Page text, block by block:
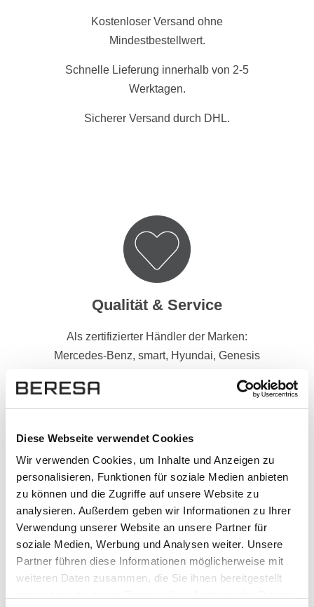
Diese Webseite verwendet Cookies
Wir verwenden Cookies, um Inhalte und Anzeigen zu
personalisieren, Funktionen für soziale Medien anbieten
zu können und die Zugriffe auf unsere Website zu
analysieren. Außerdem geben wir Informationen zu Ihrer
Verwendung unserer Website an unsere Partner für
soziale Medien, Werbung und Analysen weiter. Unsere
Partner führen diese Informationen möglicherweise mit
weiteren Daten zusammen, die Sie ihnen bereitgestellt
Kostenloser Versand ohne
Mindestbestellwert.
Schnelle Lieferung innerhalb von 2-5
Werktagen.
Sicherer Versand durch DHL.
Qualität & Service
Als zertifizierter Händler der Marken:
Mercedes-Benz, smart, Hyundai, Genesis
Hoher Datenschutz mit SSL-
Verschlüsselung für besonders sichere